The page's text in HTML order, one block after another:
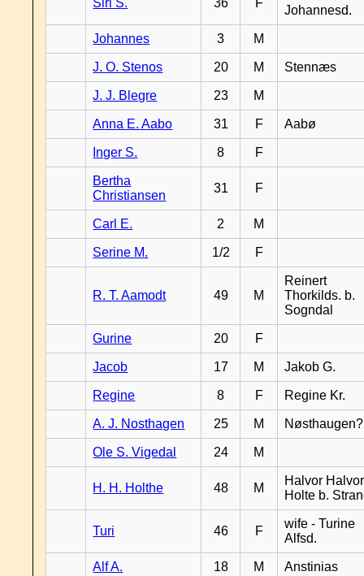
Siri S. 36 F
Johannesd.
Johannes 3 M
J. O. Stenos 20 M Stennæs
J. J. Blegre 23 M
Anna E. Aabo 31 F Aabø
Inger S. 8 F
Bertha
Christiansen
31 F
Carl E. 2 M
Serine M. 1/2 F
R. T. Aamodt 49 M
Reinert
Thorkilds. b.
Sogndal
Gurine 20 F
Jacob 17 M Jakob G.
Regine 8 F Regine Kr.
A. J. Nosthagen 25 M Nøsthaugen?
Ole S. Vigedal 24 M
H. H. Holthe 48 M
Halvor
Holte b.
Turi 46 F
wife - Turine
Alfsd.
Alf A. 18 M Anstinias